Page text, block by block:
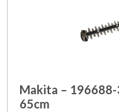
Makita – 196688-
65cm